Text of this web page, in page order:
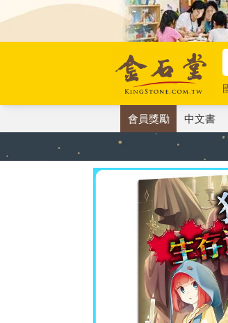
會員獎勵 中文書